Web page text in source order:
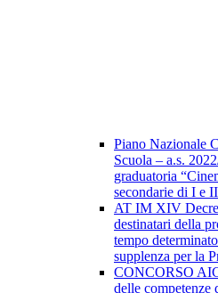
Piano Nazionale
Scuola – a.s.
graduatoria
secondarie di I e
AT IM XIV
destinatari della
tempo
supplenza per la
CONCORSO
delle competenze